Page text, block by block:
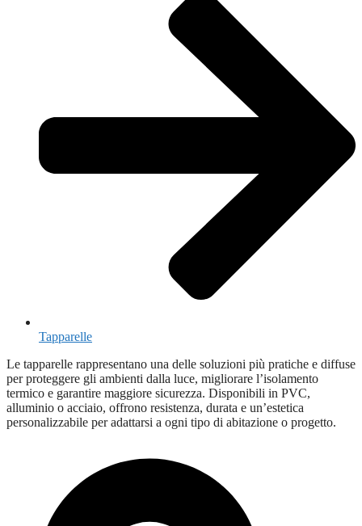
Tapparelle
Le tapparelle rappresentano una delle soluzioni più pratiche e diffuse
per proteggere gli ambienti dalla luce, migliorare l’isolamento
termico e garantire maggiore sicurezza. Disponibili in PVC,
alluminio o acciaio, offrono resistenza, durata e un’estetica
personalizzabile per adattarsi a ogni tipo di abitazione o progetto.